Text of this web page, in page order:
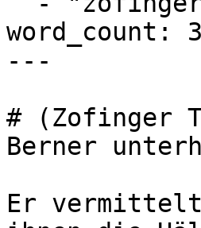
word_count:
---
# (Zofinger
Berner
Er